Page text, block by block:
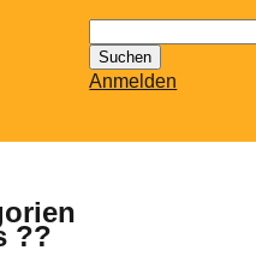
nach:
Anmelden
??